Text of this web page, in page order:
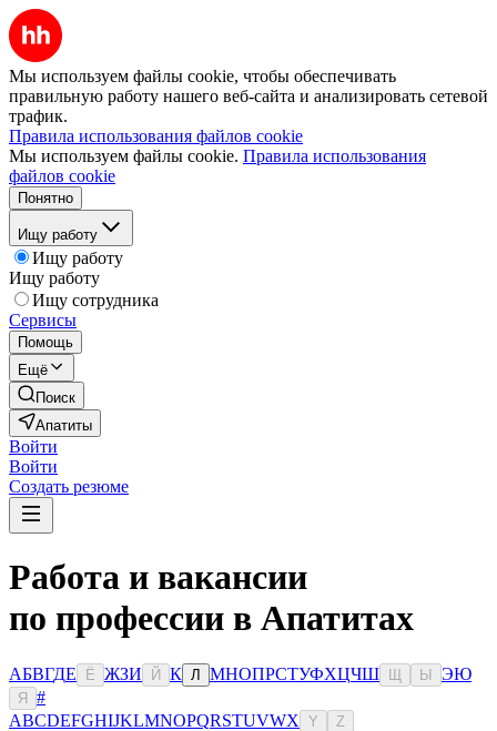
Мы используем файлы cookie, чтобы обеспечивать
правильную работу нашего веб-сайта и анализировать сетевой
трафик.
Правила использования файлов cookie
Мы используем файлы cookie. Правила использования
файлов cookie
Понятно
Ищу работу
Ищу работу
Ищу работу
Ищу сотрудника
Сервисы
Помощь
Ещё
Поиск
Апатиты
Войти
Войти
Создать резюме
Работа и вакансии
по профессии в Апатитах
АБВГДЕ Ё ЖЗИ Й К Л МНОПРСТУФХЦЧШ Ы ЭЮ
Я
#
ABCDEFGHIJKLMNOPQRSTUVWX Y Z